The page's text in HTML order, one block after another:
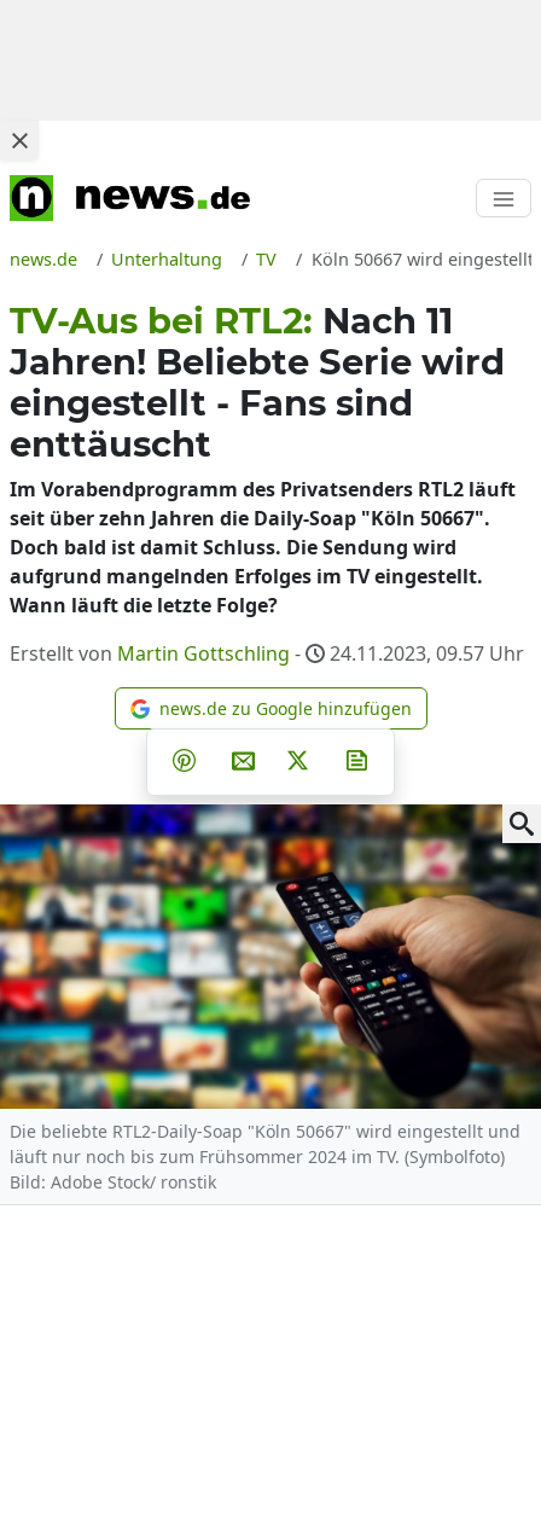
news.de Unterhaltung TV Köln 50667 wird
TV-Aus bei RTL2: Nach 11
Jahren! Beliebte Serie wird
eingestellt - Fans sind
enttäuscht
Im Vorabendprogramm des Privatsenders RTL2 läuft
seit über zehn Jahren die Daily-Soap "Köln 50667".
Doch bald ist damit Schluss. Die Sendung wird
aufgrund mangelnden Erfolges im TV eingestellt.
Wann läuft die letzte Folge?
Erstellt von Martin Gottschling - 24.11.2023, 09.57 Uhr
news.de zu Google
news.de zu Google hinzufügen
Teilen auf Facebook
Teilen auf Whatsapp
Teilen auf Telegram
Teilen auf Pinterest
Per E-Mail teilen
Post auf X
Die beliebte RTL2-Daily-Soap "Köln 50667" wird eingestellt und
läuft nur noch bis zum Frühsommer 2024 im TV. (Symbolfoto)
Bild: Adobe Stock/ ronstik